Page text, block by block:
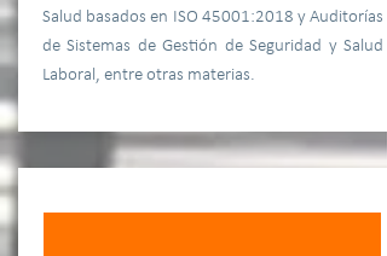
Salud basados en ISO 45001:2018 y Auditorías
de Sistemas de Gestión de Seguridad y Salud
Laboral, entre otras materias.